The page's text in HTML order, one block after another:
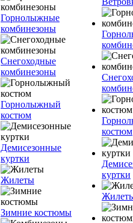
Горнолыжные
комбинезоны
Снегоходные
комбинезоны
Горнолыжный
костюм
Демисезонные
куртки
Жилеты
Зимние костюмы
костюм
куртки